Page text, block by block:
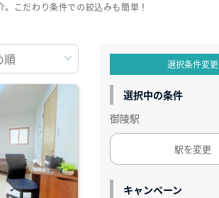
こだわり条件での絞込みも簡単！
選択条件変更
選択中の条件
御陵駅
駅を変更
キャンペーン